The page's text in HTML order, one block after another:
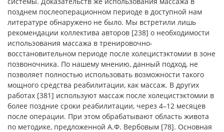
позднем послеоперационном периоде в доступной нам
литературе обнаружено не было. Мы встретили лишь
рекомендации коллектива авторов [238] о необходимости
использования массажа в тренировочно-
восстановительном периоде после холецистэктомии в зоне
позвоночника. По нашему мнению, данный подход, не
позволяет полностью использовать возможности такого
мощного средства реабилитации, как массаж. В других
работах [381] используют массаж после холецистэктомии в
более поздние сроки реабилитации, через 4–12 месяцев
после операции. При этом обрабатывают область живота
по методике, предложенной А.Ф. Вербовым [78]. Основная